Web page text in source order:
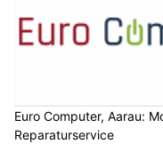
Euro Computer, Aarau:
Reparaturservice